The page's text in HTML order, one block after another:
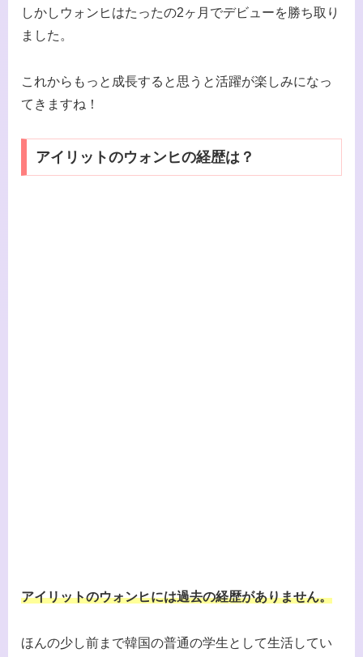
しかしウォンヒはたったの2ヶ月でデビューを勝ち取り
ました。
これからもっと成長すると思うと活躍が楽しみになっ
てきますね！
アイリットのウォンヒの経歴は？
アイリットのウォンヒには過去の経歴がありません。
ほんの少し前まで韓国の普通の学生として生活してい